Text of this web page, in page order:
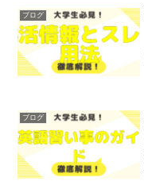
ブログ
ブログ